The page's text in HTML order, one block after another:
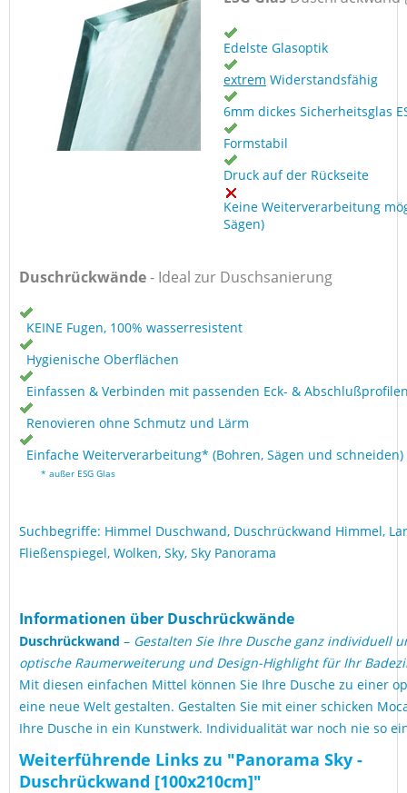
Edelste Glasoptik
extrem Widerstandsfähig
6mm dickes Sicherheitsglas
Formstabil
Druck auf der Rückseite
Keine Weiterverarbeitung
Sägen)
Duschrückwände- Ideal zur Duschsanierung
KEINE Fugen, 100% wasserresistent
Hygienische Oberflächen
Einfassen & Verbinden mit passenden Eck- &
Renovieren ohne Schmutz und Lärm
Einfache Weiterverarbeitung* (Bohren, Sägen und schneiden)
* außer ESG Glas
Suchbegriffe: Himmel Duschwand, Duschrückwand Himmel,
Fließenspiegel, Wolken, Sky, Sky Panorama
Informationen über Duschrückwände
Duschrückwand – Gestalten Sie Ihre Dusche ganz individuell
optische Raumerweiterung und Design-Highlight für Ihr
Mit diesen einfachen Mittel können Sie Ihre Dusche zu einer
eine neue Welt gestalten. Gestalten Sie mit einer schicken
Ihre Dusche in ein Kunstwerk. Individualität war noch nie so
Weiterführende Links zu "Panorama Sky -
Duschrückwand [100x210cm]"